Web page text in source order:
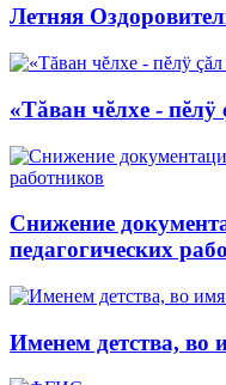
Летняя
«Тăван чĕлхе - пĕлÿ
Снижение
педагогических
Именем детства, во